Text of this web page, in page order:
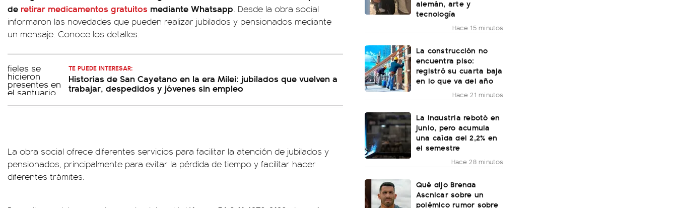
de retirar medicamentos gratuitos mediante Whatsapp. Desde la obra social
informaron las novedades que pueden realizar jubilados y pensionados mediante
un mensaje. Conoce los detalles.
TE PUEDE INTERESAR:
Historias de San Cayetano en la era Milei: jubilados que vuelven a
trabajar, despedidos y jóvenes sin empleo
La obra social ofrece diferentes servicios para facilitar la atención de jubilados y
pensionados, principalmente para evitar la pérdida de tiempo y facilitar hacer
diferentes trámites.
alemán, arte y
tecnología
Hace 15 minutos
La construcción no
encuentra piso:
registró su cuarta baja
en lo que va del año
Hace 21 minutos
La industria rebotó en
junio, pero acumula
una caída del 2,2% en
el semestre
Hace 28 minutos
Qué dijo Brenda
Ascnicar sobre un
polémico rumor sobre